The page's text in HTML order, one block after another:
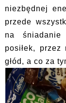
niezbędnej
przede
na śniadanie
posiłek,
głód, a co za